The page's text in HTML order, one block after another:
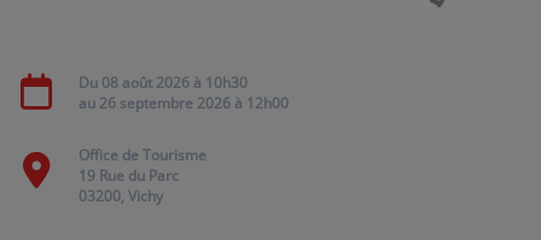
Médias
Du 08 août 2026 à 10h30
au 26 septembre 2026 à 12h00
Office de Tourisme
19 Rue du Parc
03200, Vichy